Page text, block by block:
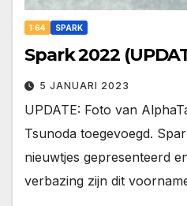
1:64 SPARK
Spark 2022
5 JANUARI 2023
UPDATE: Foto van
Tsunoda toegevoegd.
nieuwtjes gepresenteerd
verbazing zijn dit